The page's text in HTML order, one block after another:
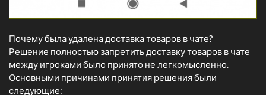
Почему была удалена доставка товаров в чате?
Решение полностью запретить доставку товаров в чате
между игроками было принято не легкомысленно.
Основными причинами принятия решения были
следующие: